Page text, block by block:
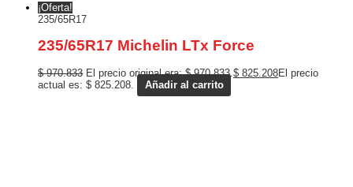
¡Oferta!
235/65R17
235/65R17 Michelin LTx Force
$970.833 El precio original era: $ 970.833.$ 825.208El precio
actual es: $ 825.208.
Añadir al carrito